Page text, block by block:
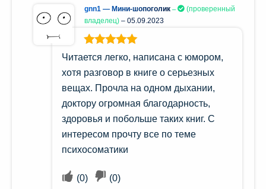
gnn1 — Мини-шопоголик
(проверенный
владелец) – 05.09.2023
Оценка5из
Читается легко, написана с юмором,
хотя разговор в книге о серьезных
вещах. Прочла на одном дыхании,
доктору огромная благодарность,
здоровья и побольше таких книг. С
интересом прочту все по теме
психосоматики
(0) (0)